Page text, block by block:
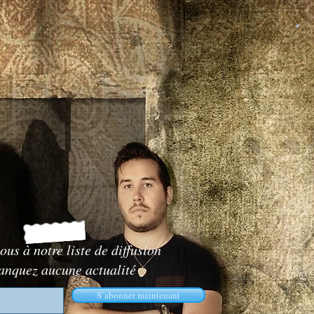
à notre liste de diffusion
aucune actualité
S`abonner maintenant
.